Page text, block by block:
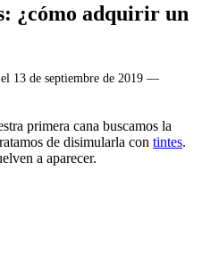
¿cómo adquirir un
el 13 de septiembre de 2019 —
primera cana buscamos la
de disimularla con tintes.
a aparecer.